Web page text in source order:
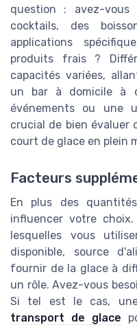
question : avez-vous
cocktails, des
applications
produits frais ?
capacités variées,
un bar à domicile à
événements ou une
crucial de bien évaluer
court de glace en plein
Facteurs
En plus des
influencer votre
lesquelles vous
disponible, source
fournir de la glace à
un rôle. Avez-vous
Si tel est le cas,
transport de glace